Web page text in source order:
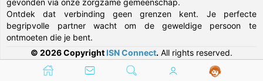
Ontdek dat verbinding geen grenzen kent. Je perfecte
begripvolle partner wacht om de geweldige persoon te
ontmoeten die je bent.
© 2026 Copyright ISN Connect. All rights reserved.